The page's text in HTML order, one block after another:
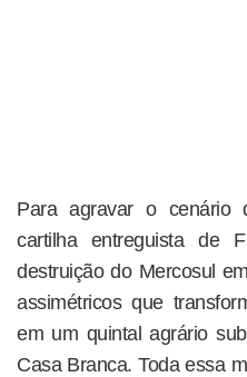
Para agravar o cenário
cartilha entreguista de
destruição do Mercosul
assimétricos que
em um quintal agrário
Casa Branca. Toda essa